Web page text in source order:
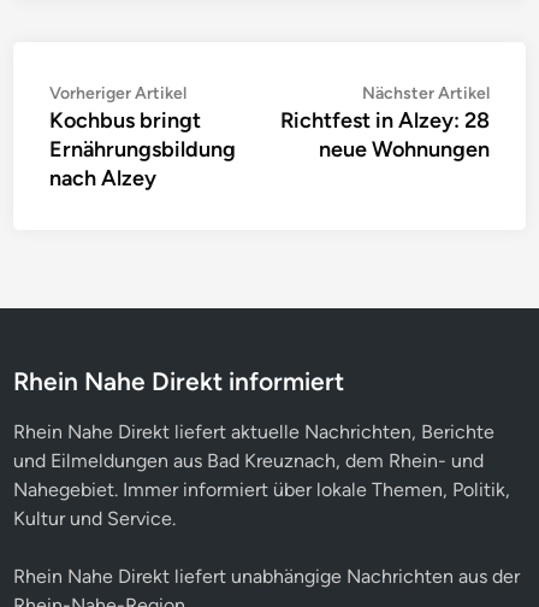
Beitragsnavigation
Vorheriger ArtikelVorheriger
Artikel:
Kochbus bringt
Ernährungsbildung
nach Alzey
Nächster Artikel
Richtfest in Alzey: 28
neue Wohnungen
Rhein Nahe Direkt informiert
Rhein Nahe Direkt liefert aktuelle Nachrichten, Berichte
und Eilmeldungen aus Bad Kreuznach, dem Rhein- und
Nahegebiet. Immer informiert über lokale Themen, Politik,
Kultur und Service.
Rhein Nahe Direkt liefert unabhängige Nachrichten aus der